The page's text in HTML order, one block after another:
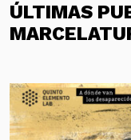
ÚLTIMAS